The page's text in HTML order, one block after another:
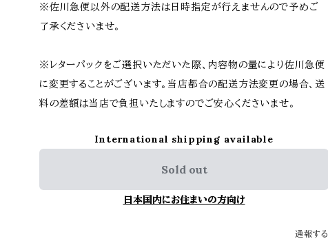
※佐川急便以外の配送方法は日時指定が行えませんので予めご
了承くださいませ。
※レターパックをご選択いただいた際、内容物の量により佐川急便
に変更することがございます。当店都合の配送方法変更の場合、送
料の差額は当店で負担いたしますのでご安心くださいませ。
International shipping available
Sold out
日本国内にお住まいの方向け
通報する